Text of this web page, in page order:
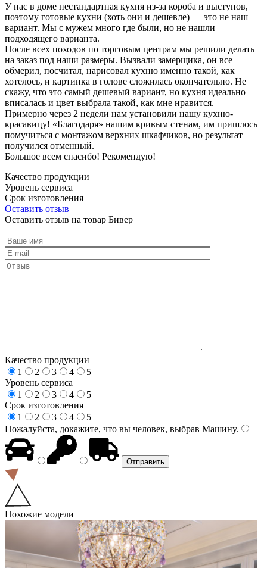
У нас в доме нестандартная кухня из-за короба и выступов,
поэтому готовые кухни (хоть они и дешевле) — это не наш
вариант. Мы с мужем много где были, но не нашли
подходящего варианта.
После всех походов по торговым центрам мы решили делать
на заказ под наши размеры. Вызвали замерщика, он все
обмерил, посчитал, нарисовал кухню именно такой, как
хотелось, и картинка в голове сложилась окончательно. Не
скажу, что это самый дешевый вариант, но кухня идеально
вписалась и цвет выбрала такой, как мне нравится.
Примерно через 2 недели нам установили нашу кухню-
красавицу! «Благодаря» нашим кривым стенам, им пришлось
помучиться с монтажом верхних шкафчиков, но результат
получился отменный.
Большое всем спасибо! Рекомендую!
Качество продукции
Уровень сервиса
Срок изготовления
Оставить отзыв
Оставить отзыв на товар Бивер
Качество продукции
1
2 3 4
5
Уровень сервиса
1
2 3 4
5
Срок изготовления
1
2 3 4
5
Пожалуйста, докажите, что вы человек, выбрав Машину.
Похожие модели